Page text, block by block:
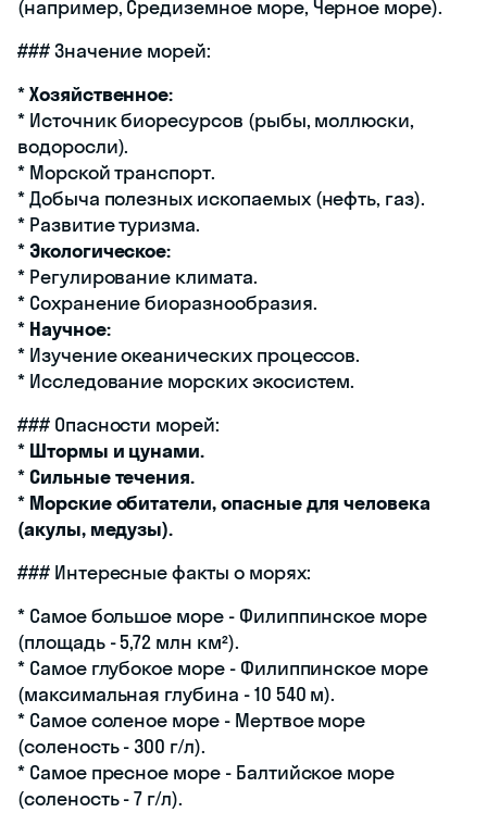
(например, Средиземное море, Черное море).
### Значение морей:
*Хозяйственное:
* Источник биоресурсов (рыбы, моллюски,
водоросли).
* Морской транспорт.
* Добыча полезных ископаемых (нефть, газ).
* Развитие туризма.
* Экологическое:
* Регулирование климата.
* Сохранение биоразнообразия.
* Научное:
* Изучение океанических процессов.
* Исследование морских экосистем.
### Опасности морей:
* Штормы и цунами.
*Сильные течения.
* Морские обитатели, опасные для человека
(акулы, медузы).
### Интересные факты о морях:
* Самое большое море - Филиппинское море
(площадь - 5,72 млн км²).
* Самое глубокое море - Филиппинское море
(максимальная глубина - 10 540 м).
* Самое соленое море - Мертвое море
(соленость - 300 г/л).
* Самое пресное море - Балтийское море
(соленость - 7 г/л).